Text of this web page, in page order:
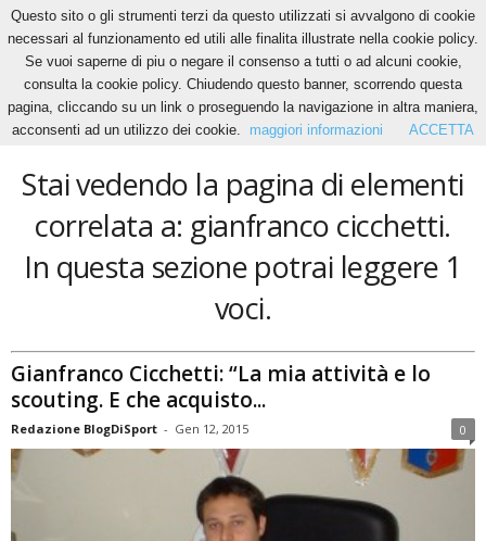
Home Tags Gianfranco cicchetti
gianfranco cicchetti
Stai vedendo la pagina di elementi
correlata a: gianfranco cicchetti.
In questa sezione potrai leggere 1
voci.
Gianfranco Cicchetti: “La mia attività e lo
scouting. E che acquisto...
Redazione BlogDiSport - Gen 12, 2015 0
Questo sito o gli strumenti terzi da questo utilizzati si avvalgono di cookie
necessari al funzionamento ed utili alle finalita illustrate nella cookie policy.
Se vuoi saperne di piu o negare il consenso a tutti o ad alcuni cookie,
consulta la cookie policy. Chiudendo questo banner, scorrendo questa
pagina, cliccando su un link o proseguendo la navigazione in altra maniera,
acconsenti ad un utilizzo dei cookie.
maggiori informazioni ACCETTA